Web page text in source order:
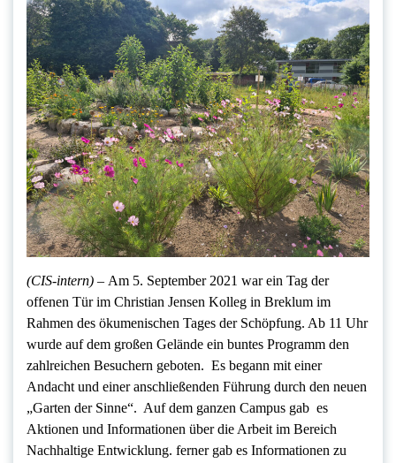
(CIS-intern) – Am 5. September 2021 war ein Tag der
offenen Tür im Christian Jensen Kolleg in Breklum im
Rahmen des ökumenischen Tages der Schöpfung. Ab 11 Uhr
wurde auf dem großen Gelände ein buntes Programm den
zahlreichen Besuchern geboten. Es begann mit einer
Andacht und einer anschließenden Führung durch den neuen
„Garten der Sinne“. Auf dem ganzen Campus gab es
Aktionen und Informationen über die Arbeit im Bereich
Nachhaltige Entwicklung. ferner gab es Informationen zu